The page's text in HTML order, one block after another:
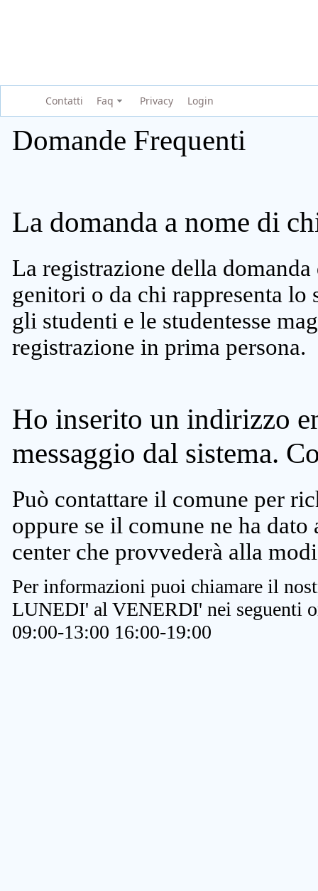
Contatti Faq Privacy Login
Domande Frequenti
La domanda a nome di
La registrazione della
genitori o da chi rappresenta lo
gli studenti e le studentesse
registrazione in prima persona.
Ho inserito un indirizzo
messaggio dal sistema.
Può contattare il comune per
oppure se il comune ne ha
center che provvederà alla
Per informazioni puoi chiamare il
LUNEDI' al VENERDI' nei seguenti
09:00-13:00 16:00-19:00